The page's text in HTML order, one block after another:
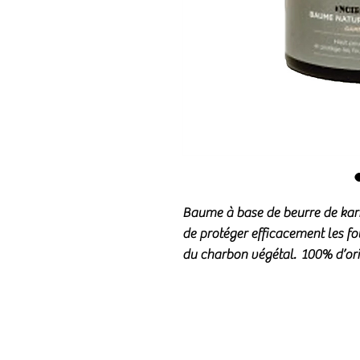
Baume à base de beurre de
de protéger efficacement les
du charbon végétal. 100%